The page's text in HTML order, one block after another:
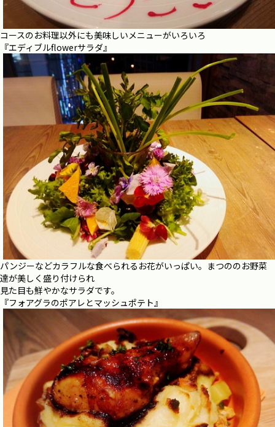
コースのお料理以外にも美味しいメニューがいろいろ
『エディブルflowerサラダ』
パンジーなどカラフルな食べられるお花がいっぱい。まつののお野菜
達が美しく盛り付けられ
見た目も鮮やかなサラダです。
『フォアグラのポアレとマッシュポテト』